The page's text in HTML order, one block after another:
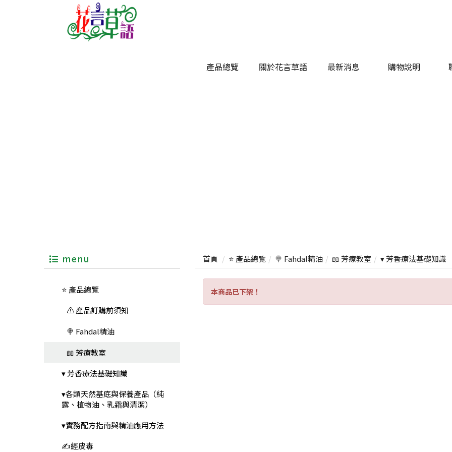
產品總覽 關於花言草語 最新消息 購物說明
menu
⭐ 產品總覽
⚠️ 產品訂購前須知
🍭 Fahdal精油
📖 芳療教室
▾ 芳香療法基礎知識
▾各類天然基底與保養產品（純
露、植物油、乳霜與清潔）
▾實務配方指南與精油應用方法
✍️經皮毒
首頁 ⭐ 產品總覽 🍭 Fahdal精油 📖 芳療教室 ▾ 芳香療法基礎知識
本商品已下架！